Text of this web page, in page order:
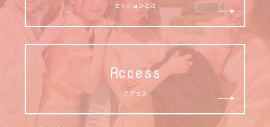
セッションとは
Access
アクセス